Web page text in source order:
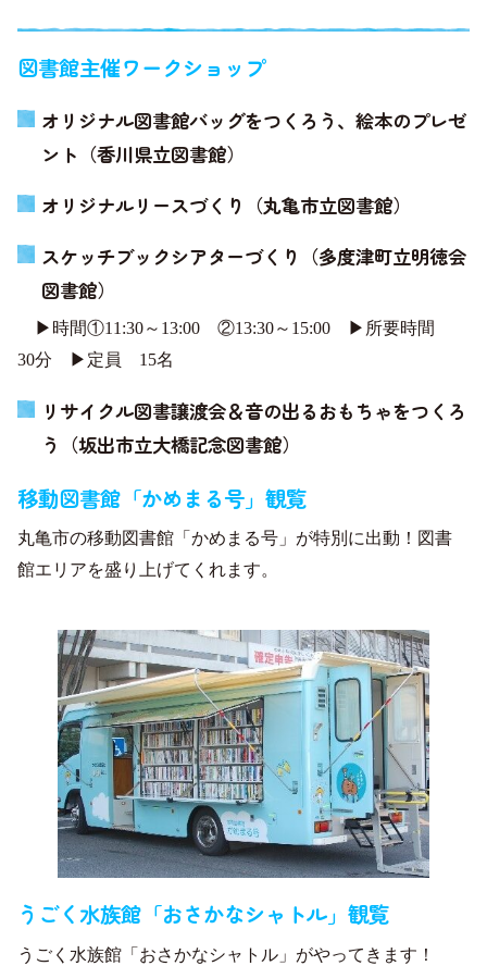
図書館主催ワークショップ
オリジナル図書館バッグをつくろう、絵本のプレゼ
ント（香川県立図書館）
オリジナルリースづくり（丸亀市立図書館）
スケッチブックシアターづくり（多度津町立明徳会
図書館）
▶時間①11:30～13:00 ②13:30～15:00 ▶所要時間
30分 ▶定員 15名
リサイクル図書譲渡会＆音の出るおもちゃをつくろ
う（坂出市立大橋記念図書館）
移動図書館「かめまる号」観覧
丸亀市の移動図書館「かめまる号」が特別に出動！図書
館エリアを盛り上げてくれます。
うごく水族館「おさかなシャトル」観覧
うごく水族館「おさかなシャトル」がやってきます！